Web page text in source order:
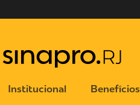
Institucional Benefícios